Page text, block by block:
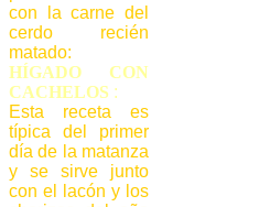
con la carne del
cerdo recién
matado:
HÍGADO CON
CACHELOS :
Esta receta es
típica del primer
día de la matanza
y se sirve junto
con el lacón y los